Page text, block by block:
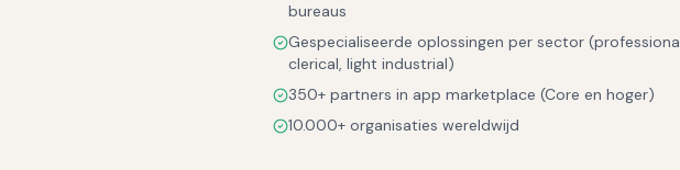
bureaus
Gespecialiseerde oplossingen per sector
clerical, light industrial)
350+ partners in app marketplace (Core en hoger)
10.000+ organisaties wereldwijd